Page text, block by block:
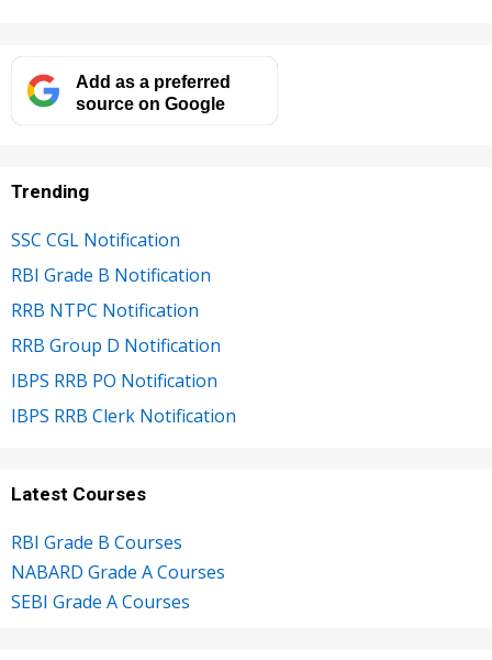
Add as a preferred
source on Google
Trending
SSC CGL Notification
RBI Grade B Notification
RRB NTPC Notification
RRB Group D Notification
IBPS RRB PO Notification
IBPS RRB Clerk Notification
Latest Courses
RBI Grade B Courses
NABARD Grade A Courses
SEBI Grade A Courses